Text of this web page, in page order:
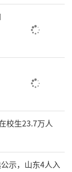
，最终跨越
书的最高境
文笔、提升
校生23.7万人
示，山东4人入